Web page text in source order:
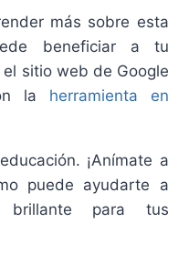
más sobre esta
beneficiar a tu
sitio web de Google
la herramienta en
¡Anímate a
puede ayudarte a
para tus